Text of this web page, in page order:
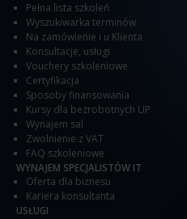
Pełna lista szkoleń
Wyszukiwarka terminów
Na zamówienie i u Klienta
Konsultacje, usługi
Vouchery szkoleniowe
Certyfikacja
Sposoby finansowania
Kursy dla bezrobotnych UP
Wynajem sal
Zwolnienie z VAT
FAQ szkoleniowe
WYNAJEM SPECJALISTÓW IT
Oferta dla biznesu
Kariera konsultanta
USŁUGI